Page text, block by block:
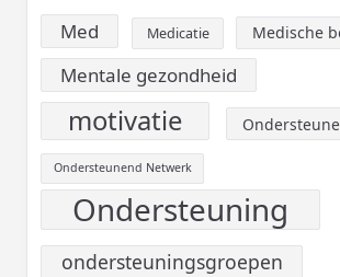
Med Medicatie Medische
Mentale gezondheid
motivatie
Ondersteunend Netwerk
Ondersteuning
ondersteuningsgroepen